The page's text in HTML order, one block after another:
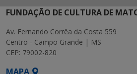
FUNDAÇÃO DE CULTURA DE
Av. Fernando Corrêa da Costa 559
Centro - Campo Grande | MS
CEP: 79002-820
MAPA